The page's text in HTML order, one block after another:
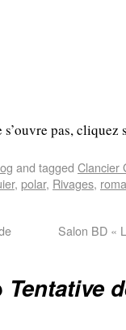
pas, cliquez
and tagged Clancier
, polar, Rivages,
Salon BD «
Tentative